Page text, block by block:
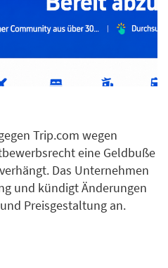
Trip.com wegen
eine Geldbuße
Das Unternehmen
und kündigt Änderungen
Preisgestaltung an.